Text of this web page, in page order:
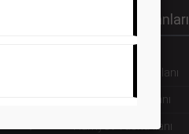
Hürriyet Seri
Hürriyet Eleman İlanı
Hürriyet Emlak İlanı
Hürriyet Vasıta İlanı